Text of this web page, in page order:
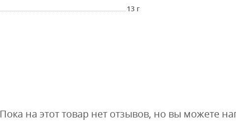
13 г
Пока на этот товар нет отзывов, но вы можете